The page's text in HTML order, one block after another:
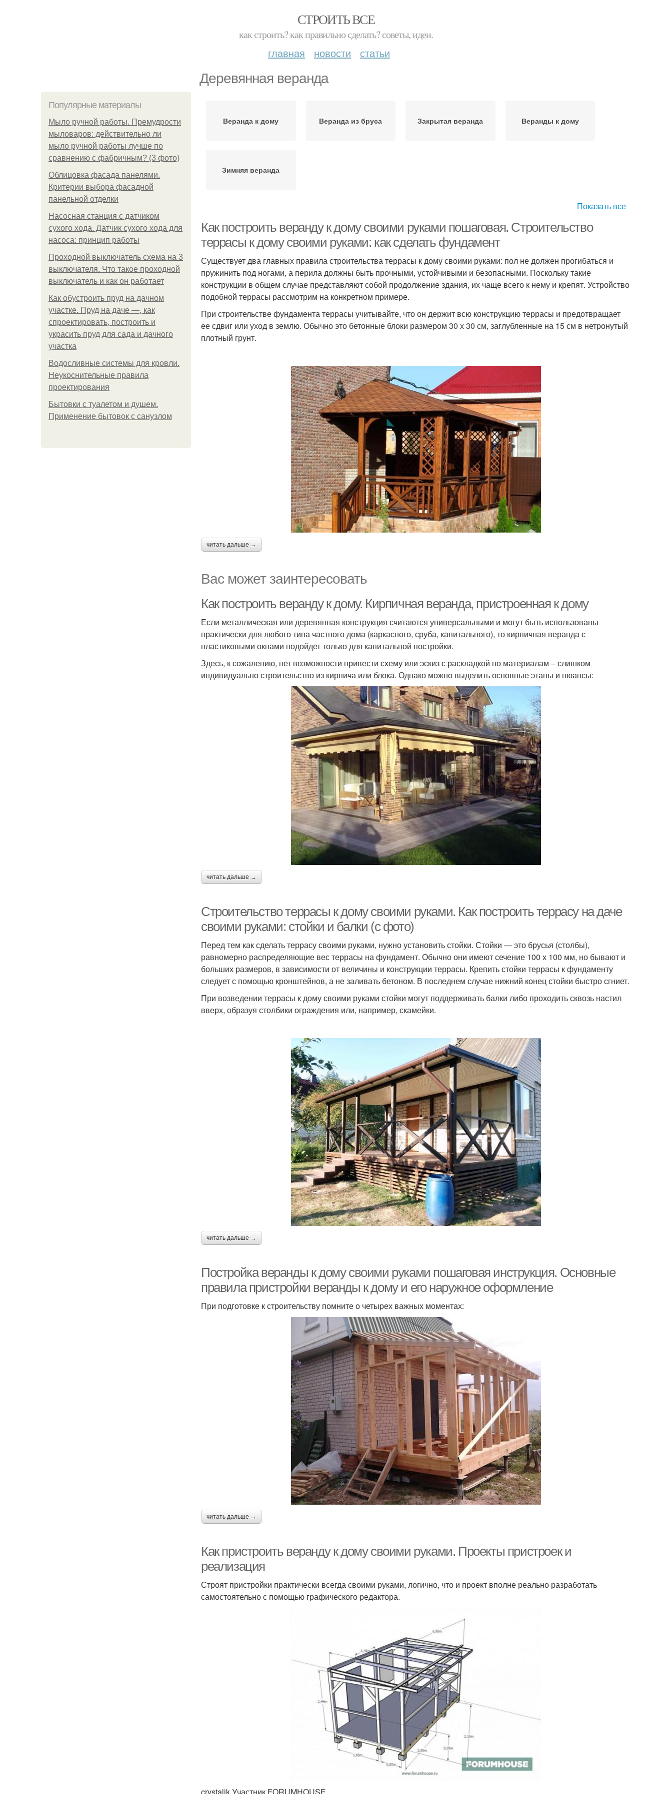
СТРОИТЬ ВСЕ
как строить? как правильно сделать? советы, идеи.
главная новости статьи
Деревянная веранда
Популярные материалы
Мыло ручной работы. Премудрости
мыловаров: действительно ли
мыло ручной работы лучше по
сравнению с фабричным? (3 фото)
Облицовка фасада панелями.
Критерии выбора фасадной
панельной отделки
Насосная станция с датчиком
сухого хода. Датчик сухого хода для
насоса: принцип работы
Проходной выключатель схема на 3
выключателя. Что такое проходной
выключатель и как он работает
Как обустроить пруд на дачном
участке. Пруд на даче —, как
спроектировать, построить и
украсить пруд для сада и дачного
участка
Водосливные системы для кровли.
Неукоснительные правила
проектирования
Бытовки с туалетом и душем.
Применение бытовок с санузлом
Веранда к дому Веранда из бруса Закрытая веранда Веранды к дому
Зимняя веранда
Показать все
Как построить веранду к дому своими руками пошаговая. Строительство
террасы к дому своими руками: как сделать фундамент
Существует два главных правила строительства террасы к дому своими руками: пол не должен прогибаться и
пружинить под ногами, а перила должны быть прочными, устойчивыми и безопасными. Поскольку такие
конструкции в общем случае представляют собой продолжение здания, их чаще всего к нему и крепят. Устройство
подобной террасы рассмотрим на конкретном примере.
При строительстве фундамента террасы учитывайте, что он держит всю конструкцию террасы и предотвращает
ее сдвиг или уход в землю. Обычно это бетонные блоки размером 30 х 30 см, заглубленные на 15 см в нетронутый
плотный грунт.
читать дальше →
Вас может заинтересовать
Как построить веранду к дому. Кирпичная веранда, пристроенная к дому
Если металлическая или деревянная конструкция считаются универсальными и могут быть использованы
практически для любого типа частного дома (каркасного, сруба, капитального), то кирпичная веранда с
пластиковыми окнами подойдет только для капитальной постройки.
Здесь, к сожалению, нет возможности привести схему или эскиз с раскладкой по материалам – слишком
индивидуально строительство из кирпича или блока. Однако можно выделить основные этапы и нюансы:
читать дальше →
Строительство террасы к дому своими руками. Как построить террасу на даче
своими руками: стойки и балки (с фото)
Перед тем как сделать террасу своими руками, нужно установить стойки. Стойки — это брусья (столбы),
равномерно распределяющие вес террасы на фундамент. Обычно они имеют сечение 100 х 100 мм, но бывают и
больших размеров, в зависимости от величины и конструкции террасы. Крепить стойки террасы к фундаменту
следует с помощью кронштейнов, а не заливать бетоном. В последнем случае нижний конец стойки быстро сгниет.
При возведении террасы к дому своими руками стойки могут поддерживать балки либо проходить сквозь настил
вверх, образуя столбики ограждения или, например, скамейки.
читать дальше →
Постройка веранды к дому своими руками пошаговая инструкция. Основные
правила пристройки веранды к дому и его наружное оформление
При подготовке к строительству помните о четырех важных моментах:
читать дальше →
Как пристроить веранду к дому своими руками. Проекты пристроек и
реализация
Строят пристройки практически всегда своими руками, логично, что и проект вполне реально разработать
самостоятельно с помощью графического редактора.